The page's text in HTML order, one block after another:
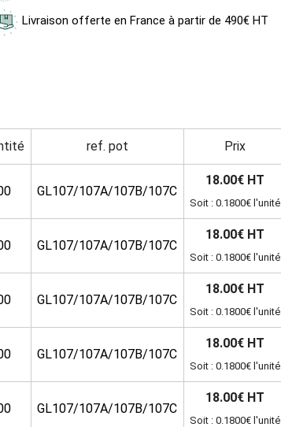
Livraison offerte en France à partir de 490€ HT
ref. pot Prix
GL107/107A/107B/107C
18.00€ HT
Soit : 0.1800€ l'unité
GL107/107A/107B/107C
18.00€ HT
Soit : 0.1800€ l'unité
GL107/107A/107B/107C
18.00€ HT
Soit : 0.1800€ l'unité
GL107/107A/107B/107C
18.00€ HT
Soit : 0.1800€ l'unité
GL107/107A/107B/107C
18.00€ HT
Soit : 0.1800€ l'unité